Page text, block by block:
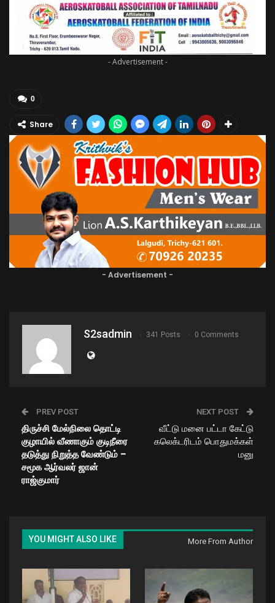
- Advertisement -
0
Share
- Advertisement -
S2sadmin 341 Posts 0 Comments
PREV POST
திருச்சி மேல்நிலை தொட்டி
குழாயில் வீணாகும் குடிநீரை
தடுத்து நிறுத்த வேண்டும் –
சமூக ஆர்வலர் ஜான்
ராஜ்குமார்
NEXT POST
வீட்டு மனை பட்டா கேட்டு
கலெக்டரிடம் பொதுமக்கள்
மனு
YOU MIGHT ALSO LIKE More From Author